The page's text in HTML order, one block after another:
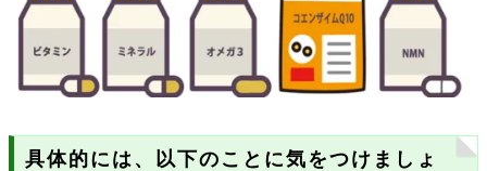
具体的には、以下のことに気をつけましょ